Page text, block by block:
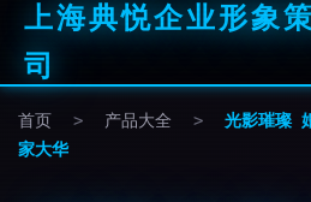
上海典悦企业形象
司
首页 > 产品大全 >
光影璀璨
家大华